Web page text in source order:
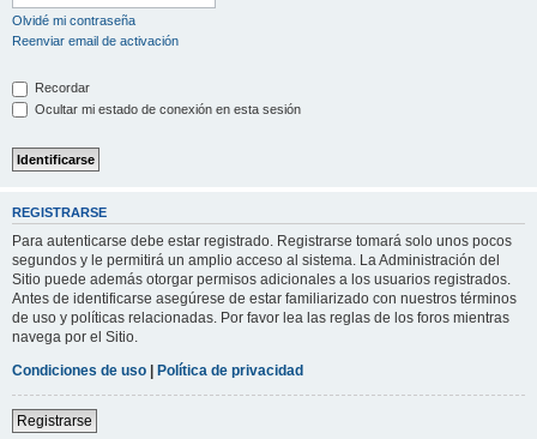
Olvidé mi contraseña
Reenviar email de activación
Recordar
Ocultar mi estado de conexión en esta sesión
REGISTRARSE
Para autenticarse debe estar registrado. Registrarse tomará solo unos pocos
segundos y le permitirá un amplio acceso al sistema. La Administración del
Sitio puede además otorgar permisos adicionales a los usuarios registrados.
Antes de identificarse asegúrese de estar familiarizado con nuestros términos
de uso y políticas relacionadas. Por favor lea las reglas de los foros mientras
navega por el Sitio.
Condiciones de uso | Política de privacidad
Registrarse